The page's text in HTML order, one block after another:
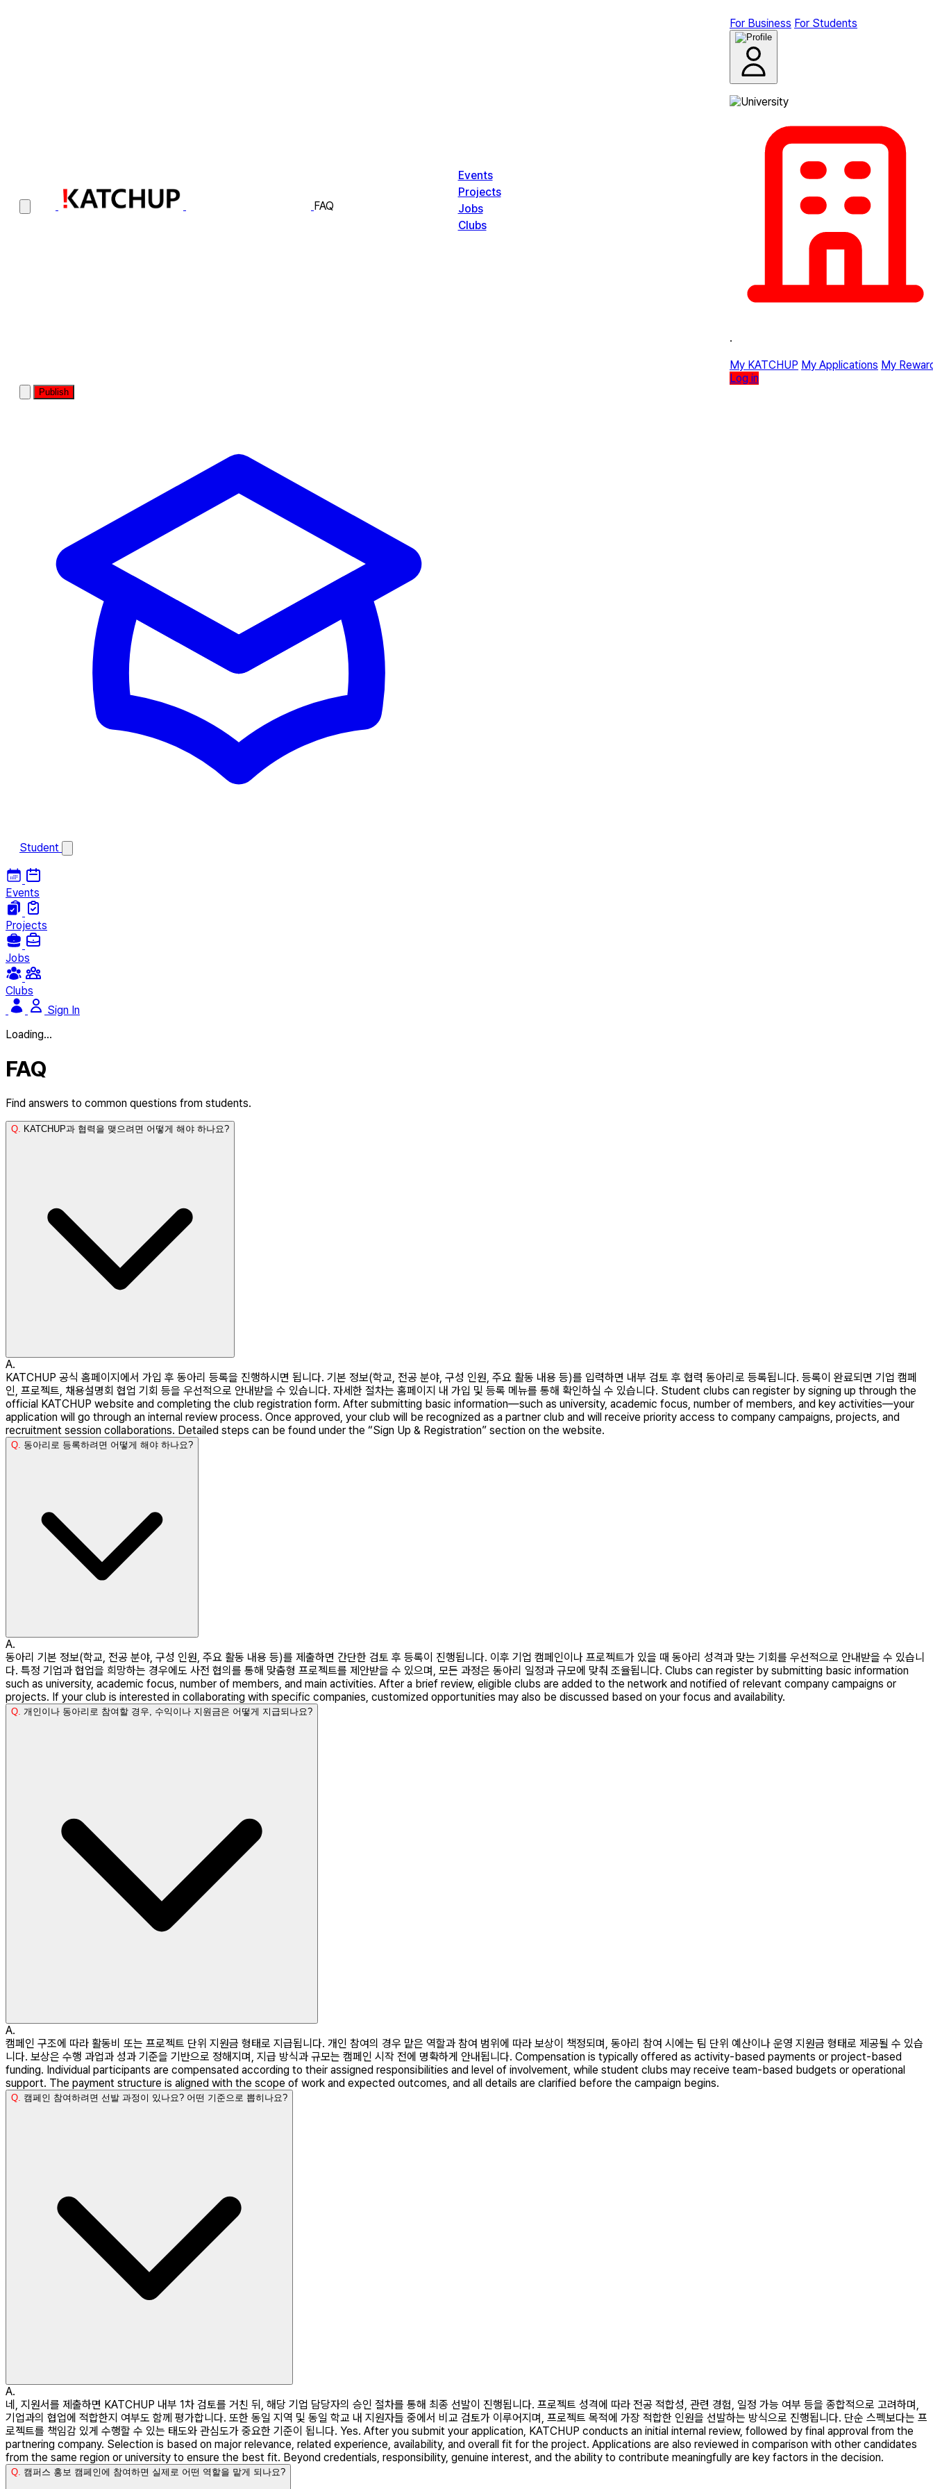
FAQ
Events
Projects
Jobs
Clubs
Publish
Student
For Business For Students
·
My KATCHUP My Applications My
Log in
Events
Projects
Jobs
Clubs
Sign In
Loading...
FAQ
Find answers to common questions from students.
Q. KATCHUP과 협력을 맺으려면 어떻게 해야 하나요?
A.
KATCHUP 공식 홈페이지에서 가입 후 동아리 등록을 진행하시면 됩니다. 기본 정보(학교, 전공 분야, 구성 인원, 주요 활동 내용 등)를 입력하면 내부 검토 후 협력 동아리로 등록됩니다. 등록이 완료되면 기업 캠페
인, 프로젝트, 채용설명회 협업 기회 등을 우선적으로 안내받을 수 있습니다. 자세한 절차는 홈페이지 내 가입 및 등록 메뉴를 통해 확인하실 수 있습니다. Student clubs can register by signing up through the
official KATCHUP website and completing the club registration form. After submitting basic information—such as university, academic focus, number of members, and key activities—your
application will go through an internal review process. Once approved, your club will be recognized as a partner club and will receive priority access to company campaigns, projects, and
recruitment session collaborations. Detailed steps can be found under the “Sign Up & Registration” section on the website.
Q. 동아리로 등록하려면 어떻게 해야 하나요?
A.
동아리 기본 정보(학교, 전공 분야, 구성 인원, 주요 활동 내용 등)를 제출하면 간단한 검토 후 등록이 진행됩니다. 이후 기업 캠페인이나 프로젝트가 있을 때 동아리 성격과 맞는 기회를 우선적으로 안내받을 수 있습니
다. 특정 기업과 협업을 희망하는 경우에도 사전 협의를 통해 맞춤형 프로젝트를 제안받을 수 있으며, 모든 과정은 동아리 일정과 규모에 맞춰 조율됩니다. Clubs can register by submitting basic information
such as university, academic focus, number of members, and main activities. After a brief review, eligible clubs are added to the network and notified of relevant company campaigns or
projects. If your club is interested in collaborating with specific companies, customized opportunities may also be discussed based on your focus and availability.
Q. 개인이나 동아리로 참여할 경우, 수익이나 지원금은 어떻게 지급되나요?
A.
캠페인 구조에 따라 활동비 또는 프로젝트 단위 지원금 형태로 지급됩니다. 개인 참여의 경우 맡은 역할과 참여 범위에 따라 보상이 책정되며, 동아리 참여 시에는 팀 단위 예산이나 운영 지원금 형태로 제공될 수 있습
니다. 보상은 수행 과업과 성과 기준을 기반으로 정해지며, 지급 방식과 규모는 캠페인 시작 전에 명확하게 안내됩니다. Compensation is typically offered as activity-based payments or project-based
funding. Individual participants are compensated according to their assigned responsibilities and level of involvement, while student clubs may receive team-based budgets or operational
support. The payment structure is aligned with the scope of work and expected outcomes, and all details are clarified before the campaign begins.
Q. 캠페인 참여하려면 선발 과정이 있나요? 어떤 기준으로 뽑히나요?
A.
네, 지원서를 제출하면 KATCHUP 내부 1차 검토를 거친 뒤, 해당 기업 담당자의 승인 절차를 통해 최종 선발이 진행됩니다. 프로젝트 성격에 따라 전공 적합성, 관련 경험, 일정 가능 여부 등을 종합적으로 고려하며,
기업과의 협업에 적합한지 여부도 함께 평가합니다. 또한 동일 지역 및 동일 학교 내 지원자들 중에서 비교 검토가 이루어지며, 프로젝트 목적에 가장 적합한 인원을 선발하는 방식으로 진행됩니다. 단순 스펙보다는 프
로젝트를 책임감 있게 수행할 수 있는 태도와 관심도가 중요한 기준이 됩니다. Yes. After you submit your application, KATCHUP conducts an initial internal review, followed by final approval from the
partnering company. Selection is based on major relevance, related experience, availability, and overall fit for the project. Applications are also reviewed in comparison with other candidates
from the same region or university to ensure the best fit. Beyond credentials, responsibility, genuine interest, and the ability to contribute meaningfully are key factors in the decision.
Q. 캠퍼스 홍보 캠페인에 참여하면 실제로 어떤 역할을 맡게 되나요?